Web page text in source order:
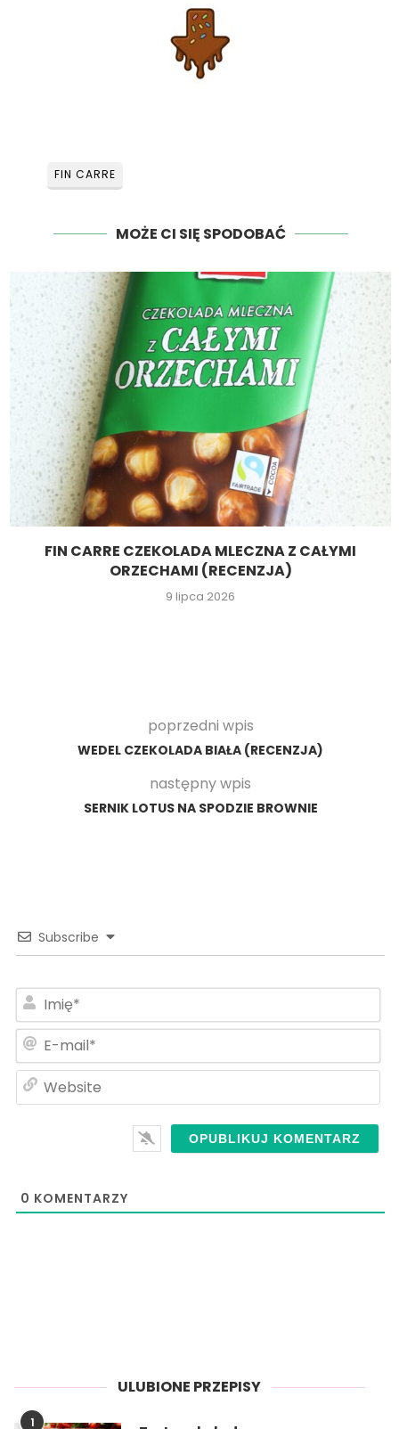
FIN CARRE
MOŻE CI SIĘ SPODOBAĆ
FIN CARRE CZEKOLADA MLECZNA Z CAŁYMI
ORZECHAMI (RECENZJA)
9 lipca 2026
poprzedni wpis
WEDEL CZEKOLADA BIAŁA (RECENZJA)
następny wpis
SERNIK LOTUS NA SPODZIE BROWNIE
Subscribe
0 KOMENTARZY
ULUBIONE PRZEPISY
1